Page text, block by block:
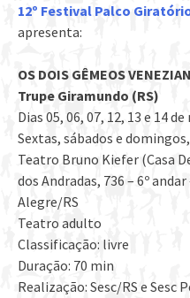
12º Festival Palco
apresenta:
OS DOIS GÊMEOS
Trupe Giramundo (RS)
Dias 05, 06, 07, 12, 13 e 14
Sextas, sábados e
Teatro Bruno Kiefer (Casa
dos Andradas, 736 – 6º
Alegre/RS
Teatro adulto
Classificação: livre
Duração: 70 min
Realização: Sesc/RS e Sesc